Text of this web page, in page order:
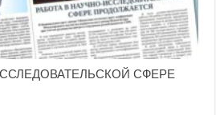
СФЕРЕ